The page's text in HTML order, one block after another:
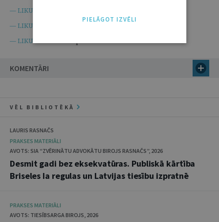
— LIKUMI.LV —
— LIKUMI.LV —
— LIKUMI.LV —
KOMENTĀRI
VĒL BIBLIOTĒKĀ
LAURIS RASNAČS
PRAKSES MATERIĀLI
AVOTS: SIA “ZVĒRINĀTU ADVOKĀTU BIROJS RASNAČS”, 2026
Desmit gadi bez eksekvatūras. Publiskā kārtība
Briseles Ia regulas un Latvijas tiesību izpratnē
PRAKSES MATERIĀLI
AVOTS: TIESĪBSARGA BIROJS, 2026
PIELĀGOT IZVĒLI